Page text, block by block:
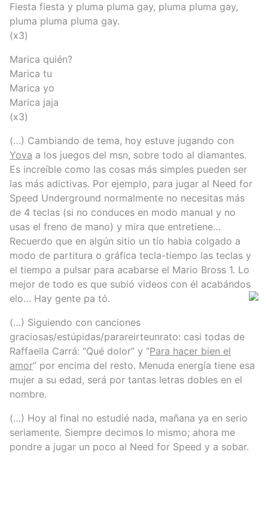
Fiesta fiesta y pluma pluma gay, pluma pluma gay,
pluma pluma pluma gay.
(x3)
Marica quién?
Marica tu
Marica yo
Marica jaja
(x3)
(…) Cambiando de tema, hoy estuve jugando con
Yova a los juegos del msn, sobre todo al diamantes.
Es increíble como las cosas más simples pueden ser
las más adictivas. Por ejemplo, para jugar al Need for
Speed Underground normalmente no necesitas más
de 4 teclas (si no conduces en modo manual y no
usas el freno de mano) y mira que entretiene…
Recuerdo que en algún sitio un tío habia colgado a
modo de partitura o gráfica tecla-tiempo las teclas y
el tiempo a pulsar para acabarse el Mario Bross 1. Lo
mejor de todo es que subió videos con él acabándos
elo… Hay gente pa tó.
(…) Siguiendo con canciones
graciosas/estúpidas/parareirteunrato: casi todas de
Raffaella Carrá: “Qué dolor” y “Para hacer bien el
amor” por encima del resto. Menuda energía tiene esa
mujer a su edad, será por tantas letras dobles en el
nombre.
(…) Hoy al final no estudié nada, mañana ya en serio
seriamente. Siempre decimos lo mismo; ahora me
pondre a jugar un poco al Need for Speed y a sobar.